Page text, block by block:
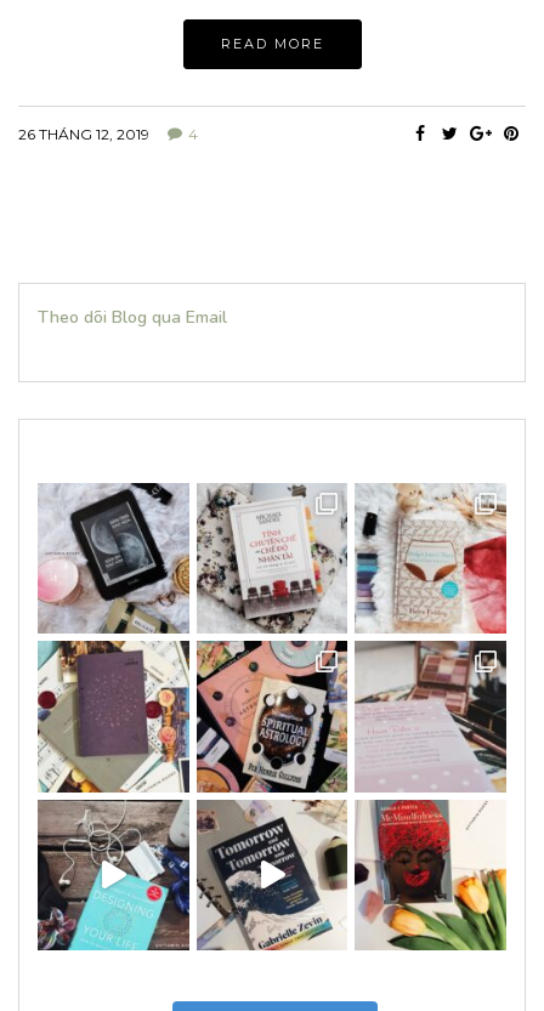
READ MORE
26 THÁNG 12, 2019 4
Theo dõi Blog qua Email